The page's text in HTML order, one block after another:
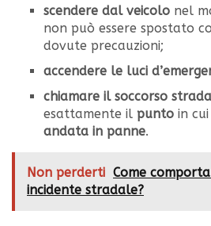
scendere dal veicolo nel
non può essere spostato
dovute precauzioni;
accendere le luci
chiamare il soccorso
esattamente il punto in cui
andata in panne.
Non perderti Come
incidente stradale?